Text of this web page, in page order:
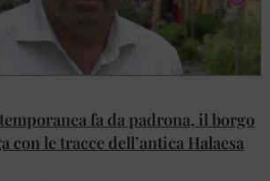
fa da padrona, il borgo
con le tracce dell’antica Halaesa